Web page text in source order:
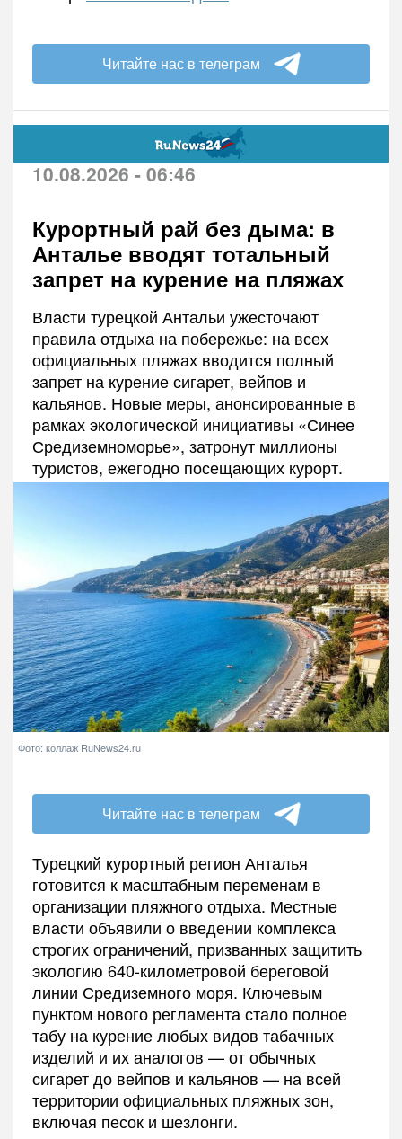
Читайте нас в телеграм
10.08.2026 - 06:46
Курортный рай без дыма: в
Анталье вводят тотальный
запрет на курение на пляжах
Власти турецкой Антальи ужесточают
правила отдыха на побережье: на всех
официальных пляжах вводится полный
запрет на курение сигарет, вейпов и
кальянов. Новые меры, анонсированные в
рамках экологической инициативы «Синее
Средиземноморье», затронут миллионы
туристов, ежегодно посещающих курорт.
Фото: коллаж RuNews24.ru
Читайте нас в телеграм
Турецкий курортный регион Анталья
готовится к масштабным переменам в
организации пляжного отдыха. Местные
власти объявили о введении комплекса
строгих ограничений, призванных защитить
экологию 640-километровой береговой
линии Средиземного моря. Ключевым
пунктом нового регламента стало полное
табу на курение любых видов табачных
изделий и их аналогов — от обычных
сигарет до вейпов и кальянов — на всей
территории официальных пляжных зон,
включая песок и шезлонги.